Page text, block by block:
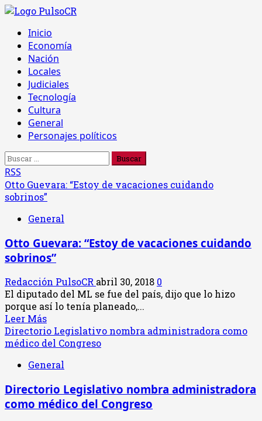
Saltar
contenido
Menú
principal
Inicio
Economía
Nación
Locales
Judiciales
Tecnología
Cultura
General
Personajes políticos
Buscar:
RSS
Otto Guevara: “Estoy de vacaciones cuidando
sobrinos”
General
Otto Guevara: “Estoy de vacaciones cuidando
sobrinos”
Redacción PulsoCR abril 30, 2018 0
El diputado del ML se fue del país, dijo que lo hizo
porque así lo tenía planeado,...
Leer MásLeer
más
acerca
Otto
“Estoy
de
Directorio Legislativo nombra administradora como
médico del Congreso
General
Directorio Legislativo nombra administradora
como médico del Congreso